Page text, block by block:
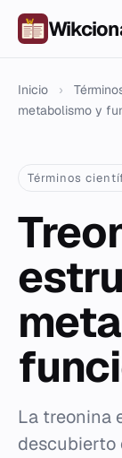
Inicio ›
metabolismo y
Términos
La treonina
descubierto